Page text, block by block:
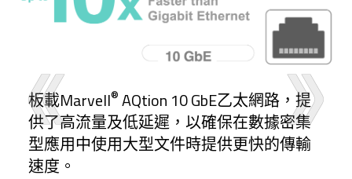
板載Marvell® AQtion 10 GbE乙太網路，提
供了高流量及低延遲，以確保在數據密集
型應用中使用大型文件時提供更快的傳輸
速度。